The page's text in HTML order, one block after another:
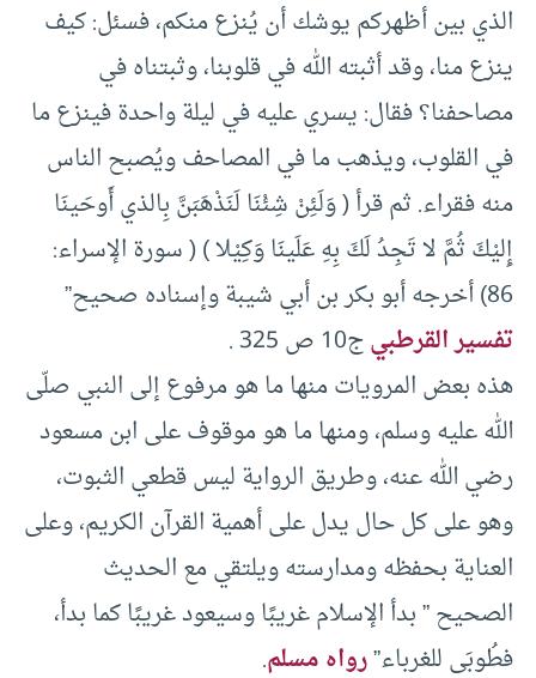
الذي بين أظهركم يوشك أن يُنزع منكم، فسئل: كيف
ينزع منا، وقد أثبته الله في قلوبنا، وثبتناه في
مصاحفنا؟ فقال: يسري عليه في ليلة واحدة فينزع ما
في القلوب، ويذهب ما في المصاحف ويُصبح الناس
منه فقراء. ثم قرأ ( وَلَئِنْ شِئْنَا لَنَذْهَبَنَّ بِالذي أَوحَينَا
إِليْكَ ثُمَّ لا تَجِدُ لَكَ بِهِ عَلَينَا وَكِيْلا ) ( سورة الإسراء:
86) أخرجه أبو بكر بن أبي شيبة وإسناده صحيح”
تفسير القرطبيج10 ص 325 .
هذه بعض المرويات منها ما هو مرفوع إلى النبي صلّى
الله عليه وسلم، ومنها ما هو موقوف على ابن مسعود
رضي الله عنه، وطريق الرواية ليس قطعي الثبوت،
وهو على كل حال يدل على أهمية القرآن الكريم، وعلى
العناية بحفظه ومدارسته ويلتقي مع الحديث
الصحيح ” بدأ الإسلام غريبًا وسيعود غريبًا كما بدأ،
فطُوبَى للغرباء”رواه مسلم.